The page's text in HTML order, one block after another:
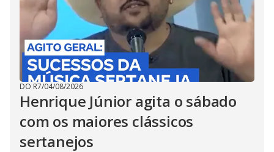
DO R7/04/08/2026
Henrique Júnior agita o sábado
com os maiores clássicos
sertanejos